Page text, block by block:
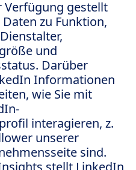
gestellt
zu Funktion,
und
Darüber
Informationen
wie Sie mit
interagieren, z.
unserer
sind.
stellt LinkedIn